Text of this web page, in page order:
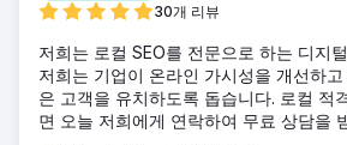
30개 리뷰
저희는 로컬 SEO를 전문으로 하는 디지
저희는 기업이 온라인 가시성을 개선하
은 고객을 유치하도록 돕습니다. 로컬 적
면 오늘 저희에게 연락하여 무료 상담을